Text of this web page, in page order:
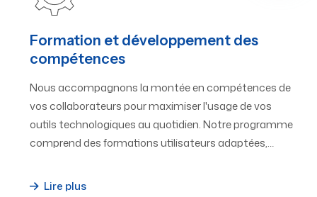
Formation et développement des
compétences
Nous accompagnons la montée en compétences de
vos collaborateurs pour maximiser l'usage de vos
outils technologiques au quotidien. Notre programme
comprend des formations utilisateurs adaptées,…
Lire plus